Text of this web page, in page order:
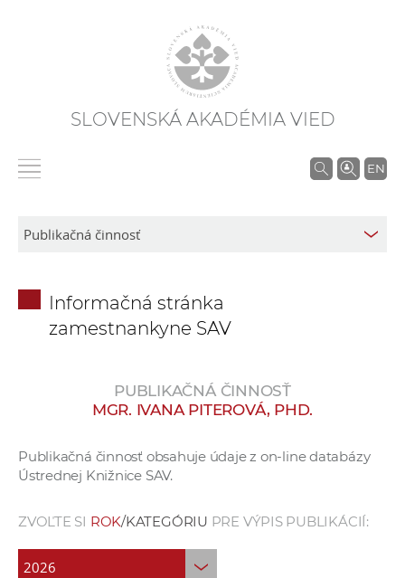
SLOVENSKÁ AKADÉMIA VIED
EN
V
p
c
Informačná stránka
zamestnankyne SAV
PUBLIKAČNÁ ČINNOSŤ
MGR. IVANA PITEROVÁ, PHD.
Publikačná činnosť obsahuje údaje z on-line databázy
Ústrednej Knižnice SAV.
ZVOĽTE SI ROK/KATEGÓRIU PRE VÝPIS PUBLIKÁCIÍ: